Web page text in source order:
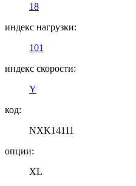
18
индекс нагрузки:
101
индекс скорости:
Y
код:
NXK14111
опции:
XL